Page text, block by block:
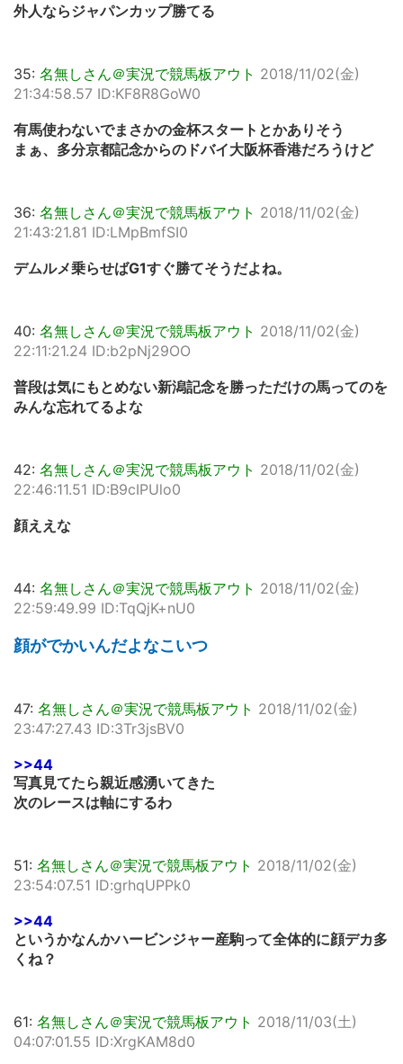
外人ならジャパンカップ勝てる
35: 名無しさん＠実況で競馬板アウト 2018/11/02(金)
21:34:58.57 ID:KF8R8GoW0
有馬使わないでまさかの金杯スタートとかありそう
まぁ、多分京都記念からのドバイ大阪杯香港だろうけど
36: 名無しさん＠実況で競馬板アウト 2018/11/02(金)
21:43:21.81 ID:LMpBmfSI0
デムルメ乗らせばG1すぐ勝てそうだよね。
40: 名無しさん＠実況で競馬板アウト 2018/11/02(金)
22:11:21.24 ID:b2pNj29OO
普段は気にもとめない新潟記念を勝っただけの馬ってのを
みんな忘れてるよな
42: 名無しさん＠実況で競馬板アウト 2018/11/02(金)
22:46:11.51 ID:B9cIPUlo0
顔ええな
44: 名無しさん＠実況で競馬板アウト 2018/11/02(金)
22:59:49.99 ID:TqQjK+nU0
顔がでかいんだよなこいつ
47: 名無しさん＠実況で競馬板アウト 2018/11/02(金)
23:47:27.43 ID:3Tr3jsBV0
>>44
写真見てたら親近感湧いてきた
次のレースは軸にするわ
51: 名無しさん＠実況で競馬板アウト 2018/11/02(金)
23:54:07.51 ID:grhqUPPk0
>>44
というかなんかハービンジャー産駒って全体的に顔デカ多
くね？
61: 名無しさん＠実況で競馬板アウト 2018/11/03(土)
04:07:01.55 ID:XrgKAM8d0